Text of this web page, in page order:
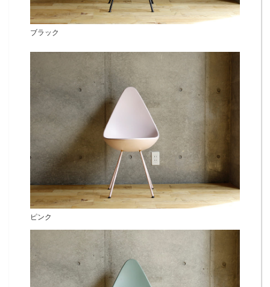
ブラック
ピンク